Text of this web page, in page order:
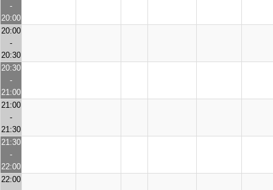
-
20:00
20:00
-
20:30
20:30
-
21:00
21:00
-
21:30
21:30
-
22:00
22:00